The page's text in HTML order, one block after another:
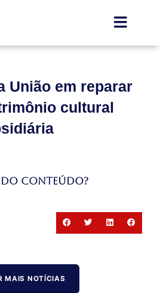
União em reparar
cultural
do conteúdo?
MAIS NOTÍCIAS